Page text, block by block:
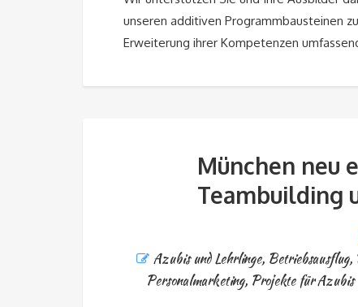
unseren additiven Programmbausteinen
Erweiterung ihrer Kompetenzen
München neu
Teambuilding
Azubis und Lehrlinge, Betriebsausflug,
Personalmarketing, Projekte für Azubis